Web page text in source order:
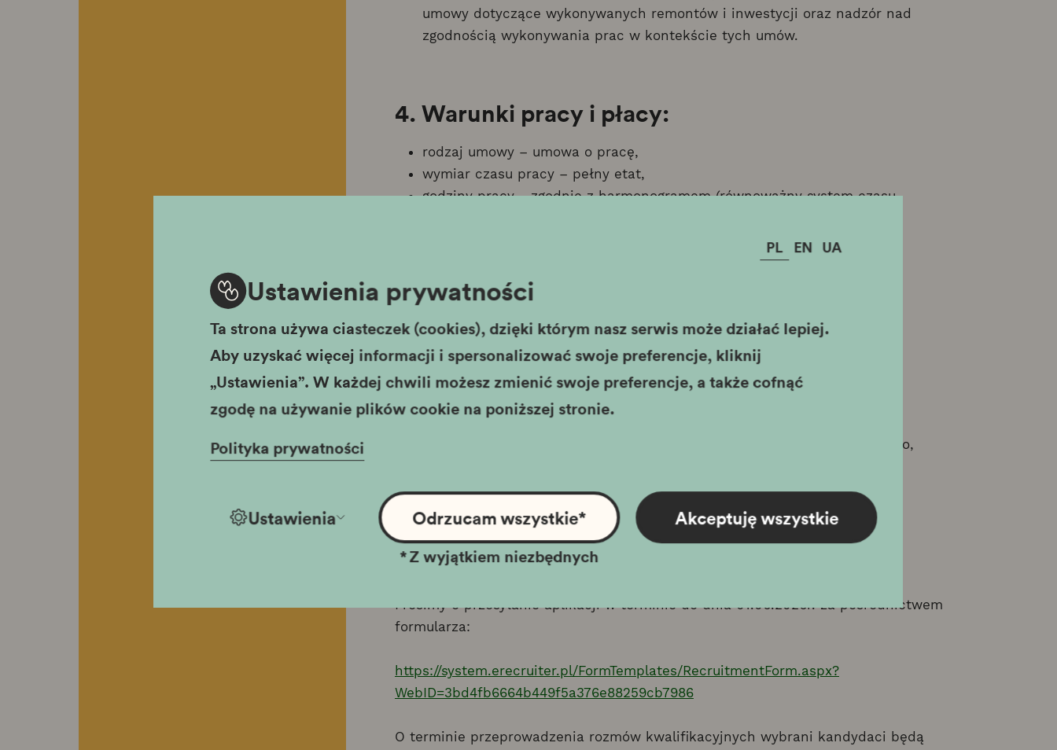
PL EN UA
Ustawienia prywatności
Ta strona używa ciasteczek (cookies), dzięki którym nasz serwis może działać lepiej.
Aby uzyskać więcej informacji i spersonalizować swoje preferencje, kliknij
„Ustawienia”. W każdej chwili możesz zmienić swoje preferencje, a także cofnąć
zgodę na używanie plików cookie na poniższej stronie.
Polityka prywatności
Ustawienia Odrzucam wszystkie* Akceptuję wszystkie
*Z wyjątkiem niezbędnych
umowy dotyczące wykonywanych remontów i inwestycji oraz nadzór nad
zgodnością wykonywania prac w kontekście tych umów.
4. Warunki pracy i płacy:
rodzaj umowy – umowa o pracę,
wymiar czasu pracy – pełny etat,
godziny pracy - zgodnie z harmonogramem (równoważny system czasu
miejsce pracy – Muzeum Historyczne Miasta Krakowa, Oddział Pałac
5. Oferujemy:
ciekawą pracę w renomowanej, dynamicznie rozwijającej się instytucji
kultury,
stabilne zatrudnienie,
wynagrodzenie adekwatne do umiejętności i doświadczenia zawodowego,
możliwość rozwoju zawodowego.
6. Termin składania dokumentów:
Prosimy o przesyłanie aplikacji w terminie do dnia 01.06.2026r. za pośrednictwem
formularza:
https://system.erecruiter.pl/FormTemplates/RecruitmentForm.aspx?
WebID=3bd4fb6664b449f5a376e88259cb7986
O terminie przeprowadzenia rozmów kwalifikacyjnych wybrani kandydaci będą